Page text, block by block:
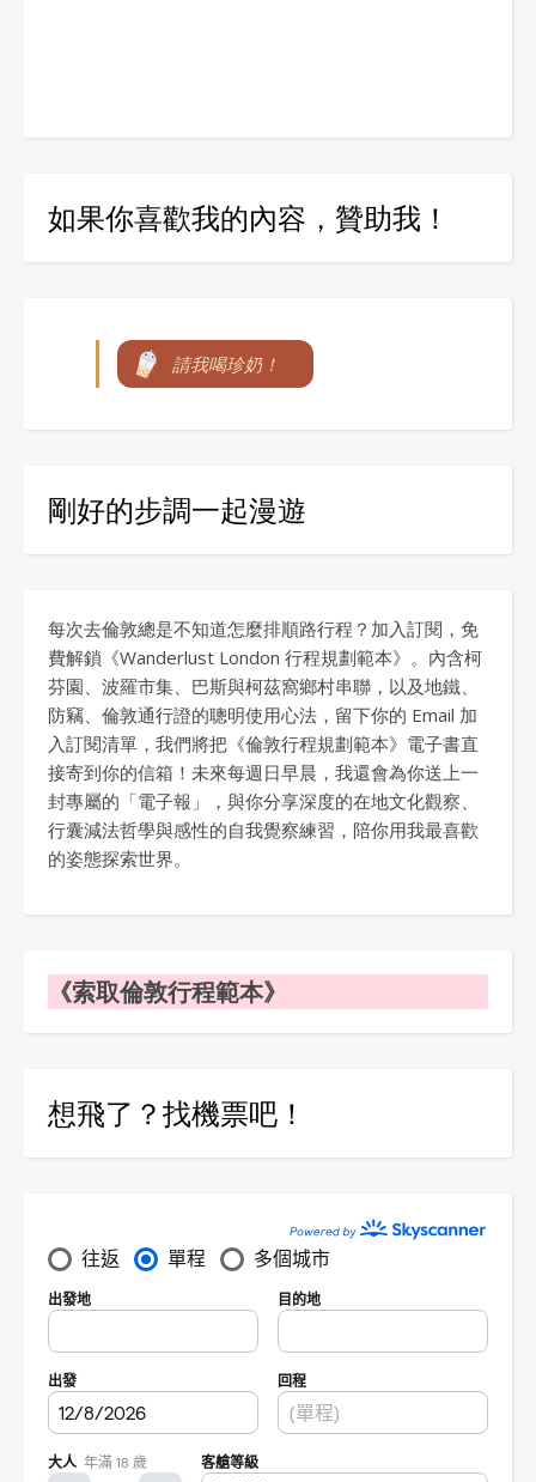
如果你喜歡我的內容，贊助我！
請我喝珍奶！
剛好的步調一起漫遊
每次去倫敦總是不知道怎麼排順路行程？加入訂閱，免
費解鎖《Wanderlust London 行程規劃範本》。內含柯
芬園、波羅市集、巴斯與柯茲窩鄉村串聯，以及地鐵、
防竊、倫敦通行證的聰明使用心法，留下你的 Email 加
入訂閱清單，我們將把《倫敦行程規劃範本》電子書直
接寄到你的信箱！未來每週日早晨，我還會為你送上一
封專屬的「電子報」，與你分享深度的在地文化觀察、
行囊減法哲學與感性的自我覺察練習，陪你用我最喜歡
的姿態探索世界。
《索取倫敦行程範本》
想飛了？找機票吧！